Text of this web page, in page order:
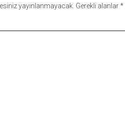
yayınlanmayacak. Gerekli alanlar*